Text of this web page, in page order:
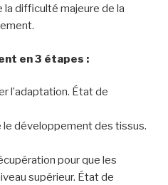
difficulté majeure de la
en 3 étapes :
l’adaptation. État de
le développement des tissus.
pour que les
supérieur. État de